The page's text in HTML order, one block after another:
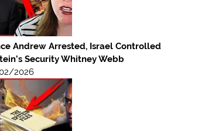
Andrew Arrested, Israel Controlled
Security Whitney Webb
2026